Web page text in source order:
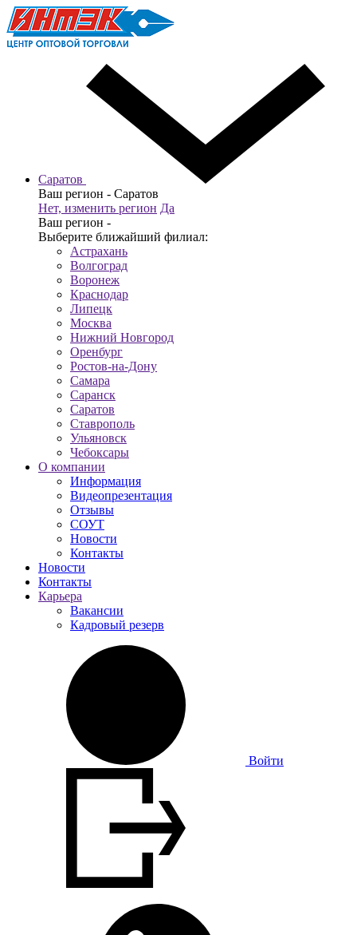
Саратов
Ваш регион - Саратов
Нет, изменить регион Да
Ваш регион -
Выберите ближайший филиал:
Астрахань
Волгоград
Воронеж
Краснодар
Липецк
Москва
Нижний Новгород
Оренбург
Ростов-на-Дону
Самара
Саранск
Саратов
Ставрополь
Ульяновск
Чебоксары
О компании
Информация
Видеопрезентация
Отзывы
СОУТ
Новости
Контакты
Новости
Контакты
Карьера
Вакансии
Кадровый резерв
Войти